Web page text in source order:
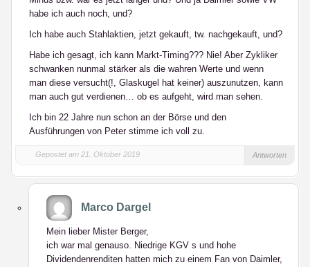
habe ich auch noch, und?
Ich habe auch Stahlaktien, jetzt gekauft, tw. nachgekauft, und?
Habe ich gesagt, ich kann Markt-Timing??? Nie! Aber Zykliker
schwanken nunmal stärker als die wahren Werte und wenn
man diese versucht(!, Glaskugel hat keiner) auszunutzen, kann
man auch gut verdienen… ob es aufgeht, wird man sehen.
Ich bin 22 Jahre nun schon an der Börse und den
Ausführungen von Peter stimme ich voll zu.
Gepostet am 21. Oktober 2019 Antworten
Marco Dargel
Mein lieber Mister Berger,
ich war mal genauso. Niedrige KGV s und hohe
Dividendenrenditen hatten mich zu einem Fan von Daimler,